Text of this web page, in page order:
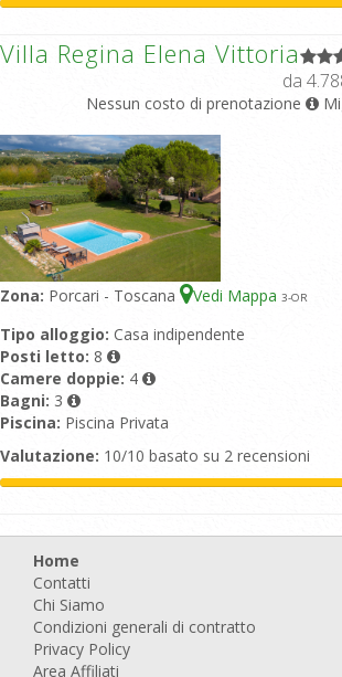
Villa Regina Elena Vittoria
da
Nessun costo di prenotazione
Zona: Porcari - Toscana Vedi Mappa 3-OR
Tipo alloggio: Casa indipendente
Posti letto: 8
Camere doppie: 4
Bagni: 3
Piscina: Piscina Privata
Valutazione: 10/10 basato su 2 recensioni
Home
Contatti
Chi Siamo
Condizioni generali di contratto
Privacy Policy
Area Affiliati